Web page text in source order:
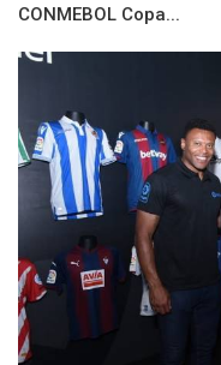
CONMEBOL Copa...